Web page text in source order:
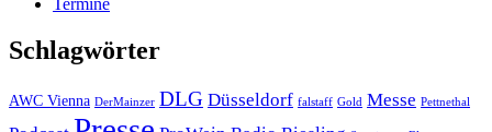
Termine
Schlagwörter
AWC Vienna DerMainzer DLG Düsseldorf falstaff Gold Messe Pettnethal